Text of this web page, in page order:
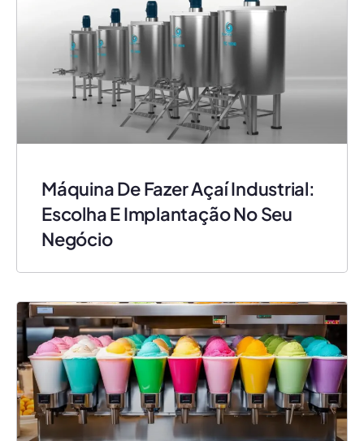
Máquina De Fazer Açaí Industrial:
Escolha E Implantação No Seu
Negócio